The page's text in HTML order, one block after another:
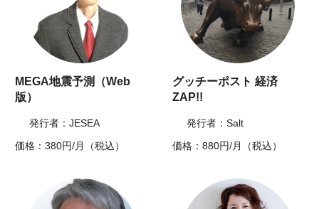
MEGA地震予測（Web
版）
発行者：JESEA
価格：380円/月（税込）
グッチーポスト 経済
ZAP!!
発行者：Salt
価格：880円/月（税込）